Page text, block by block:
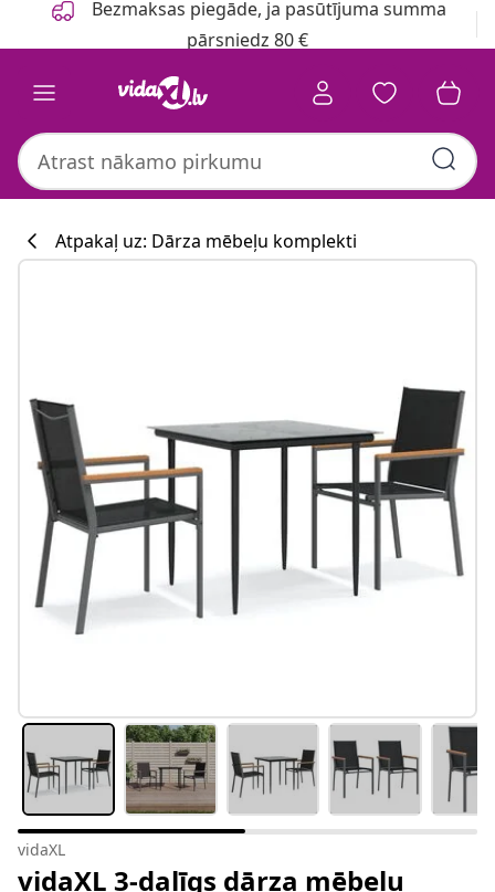
Bezmaksas piegāde, ja pasūtījuma summa
pārsniedz 80 €
Atpakaļ uz: Dārza mēbeļu komplekti
vidaXL
vidaXL 3-daļīgs dārza mēbeļu